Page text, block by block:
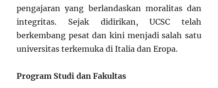
pengajaran yang berlandaskan moralitas dan
integritas. Sejak didirikan, UCSC telah
berkembang pesat dan kini menjadi salah satu
universitas terkemuka di Italia dan Eropa.
Program Studi dan Fakultas